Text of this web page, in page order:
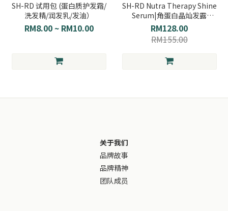
SH-RD 试用包 (蛋白质护发霜/
洗发精/润发乳/发油）
RM8.00 ~ RM10.00
SH-RD Nutra Therapy Shine
Serum|角蛋白晶灿发露
（36ml）
RM128.00
RM155.00
关于我们
品牌故事
品牌精神
团队成员